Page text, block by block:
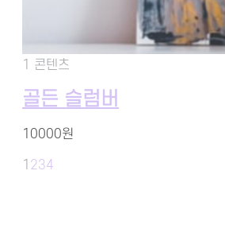
1 콘텐츠
골든 슬럼버
10000원
1 234